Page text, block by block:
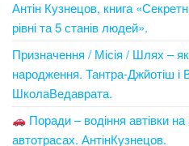
Антін Кузнецов, книга
рівні та 5 станів людей».
Призначення / Місія / Шлях – як
народження. Тантра-Джйотіш і
ШколаВедаврата.
Поради – водіння автівки
автотрасах. АнтінКузнецов.